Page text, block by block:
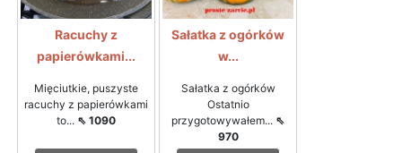
Racuchy z
papierówkami...
Mięciutkie, puszyste
racuchy z papierówkami
to... ⇖ 1090
Sałatka z ogórków
w...
Sałatka z ogórków
Ostatnio
przygotowywałem... ⇖
970